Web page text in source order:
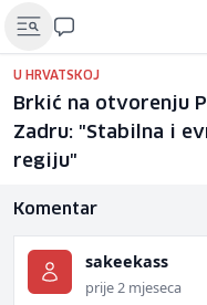
U HRVATSKOJ
Brkić na otvorenju
Zadru: "Stabilna i
regiju"
Komentar
sakeekass
prije 2 mjeseca